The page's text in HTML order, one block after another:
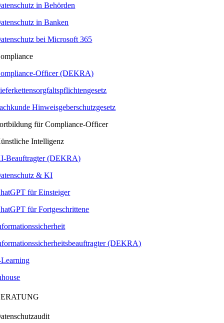
in Behörden
in Banken
bei Microsoft 365
Officer (DEKRA)
Hinweisgeberschutzgesetz
für Compliance-Officer
Intelligenz
Beauftragter (DEKRA)
& KI
für Einsteiger
für Fortgeschrittene
(DEKRA)
Learning